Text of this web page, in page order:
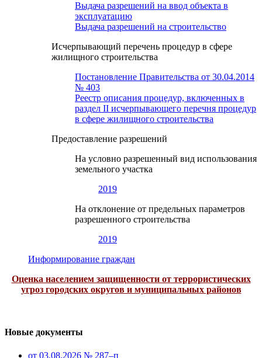
Выдача разрешений на ввод объекта в
эксплуатацию
Выдача разрешений на строительство
Исчерпывающий перечень процедур в сфере
жилищного строительства
Постановление Правительства от 30.04.2014
№ 403
Реестр описания процедур, включенных в
раздел II исчерпывающего перечня процедур
в сфере жилищного строительства
Предоставление разрешений
На условно разрешенный вид использования
земельного участка
2019
На отклонение от предельных параметров
разрешенного строительства
2019
Информирование граждан
Оценка населением защищенности от террористических
угроз городских округов и муниципальных районов
Новые документы
от 03.08.2026 № 287–п